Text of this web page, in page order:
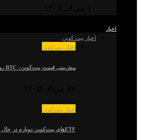
اخبار
اخبار بیت کوین
اخبار بیت کوین
پیش‌بینی قیمت بیت‌کوین: BTC روی خطی ایستاده تکلیف…
اخبار بیت کوین
ETFهای بیت‌کوین دوباره در حال خرید هستند: ۶۲۶…